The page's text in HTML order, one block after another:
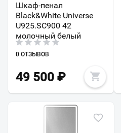
Шкаф-пенал
Black&White Universe
U925.SC900 42
молочный белый
0 ОТЗЫВОВ
49 500 ₽